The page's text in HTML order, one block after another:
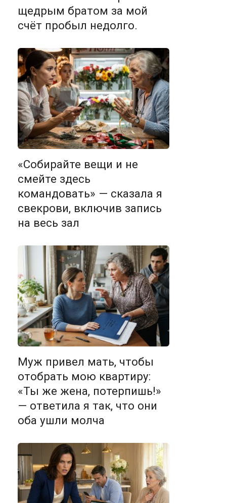
щедрым братом за мой
счёт пробыл недолго.
«Собирайте вещи и не
смейте здесь
командовать» — сказала я
свекрови, включив запись
на весь зал
Муж привел мать, чтобы
отобрать мою квартиру:
«Ты же жена, потерпишь!»
— ответила я так, что они
оба ушли молча